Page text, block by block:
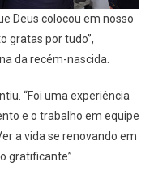
Deus colocou em nosso
gratas por tudo”,
da recém-nascida.
“Foi uma experiência
e o trabalho em equipe
a vida se renovando em
gratificante”.